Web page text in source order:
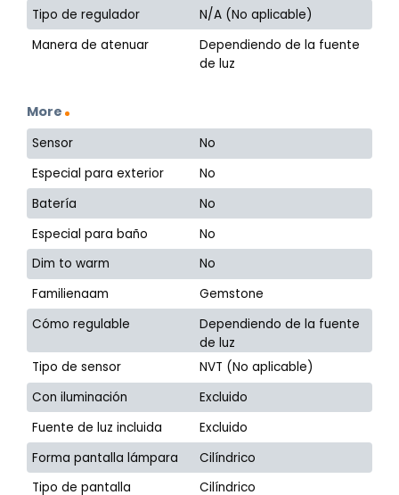
Tipo de regulador
N/A (No aplicable)
Manera de atenuar
Dependiendo de la fuente
de luz
More
Sensor
No
Especial para exterior
No
Batería
No
Especial para baño
No
Dim to warm
No
Familienaam
Gemstone
Cómo regulable
Dependiendo de la fuente
de luz
Tipo de sensor
NVT (No aplicable)
Con iluminación
Excluido
Fuente de luz incluida
Excluido
Forma pantalla lámpara
Cilíndrico
Tipo de pantalla
Cilíndrico